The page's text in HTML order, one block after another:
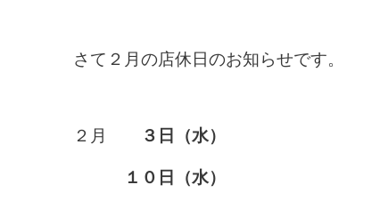
さて２月の店休日のお知らせです。
２月 ３日（水）
１０日（水）